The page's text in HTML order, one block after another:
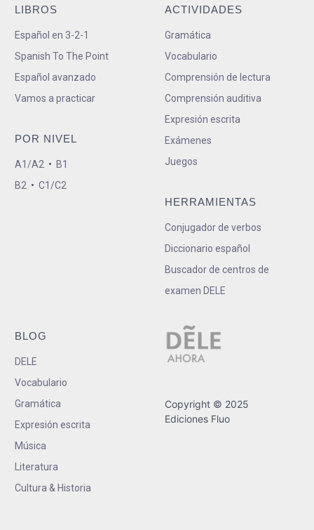
LIBROS
Español en 3-2-1
Spanish To The Point
Español avanzado
Vamos a practicar
POR NIVEL
A1/A2 • B1
B2 • C1/C2
ACTIVIDADES
Gramática
Vocabulario
Comprensión de lectura
Comprensión auditiva
Expresión escrita
Exámenes
Juegos
HERRAMIENTAS
Conjugador de verbos
Diccionario español
Buscador de centros de
examen DELE
BLOG
DELE
Vocabulario
Gramática
Expresión escrita
Música
Literatura
Cultura & Historia
Copyright © 2025
Ediciones Fluo